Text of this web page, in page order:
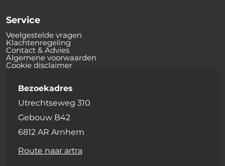
Service
Veelgestelde vragen
Klachtenregeling
Contact & Advies
Algemene voorwaarden
Cookie disclaimer
Bezoekadres
Utrechtseweg 310
Gebouw B42
6812 AR Arnhem
Route naar artra